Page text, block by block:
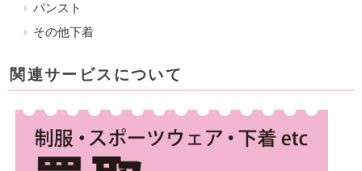
パンスト
その他下着
関連サービスについて